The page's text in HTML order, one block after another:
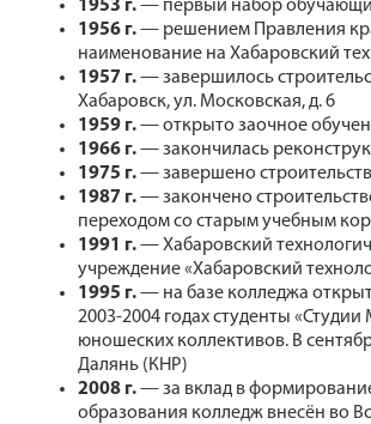
1953 г.— первый набор
1956 г.— решением Правления
наименование на Хабаровский
1957 г.— завершилось
Хабаровск, ул. Московская, д. 6
1959 г.— открыто заочное
1966 г.— закончилась
1975 г.— завершено
1987 г.— закончено
переходом со старым учебным
1991 г.— Хабаровский
учреждение «Хабаровский
1995 г.— на базе колледжа
2003-2004 годах студенты
юношеских коллективов. В
Далянь (КНР)
2008 г.— за вклад в
образования колледж внесён во